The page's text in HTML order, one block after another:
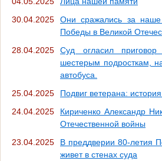
30.04.2025
Они сражались за
Победы в Великой
28.04.2025
Суд огласил
шестерым подросткам,
автобуса.
25.04.2025
Подвиг ветерана:
24.04.2025
Кириченко Александр
Отечественной войны
23.04.2025
В преддверии 80-летия
живет в стенах суда